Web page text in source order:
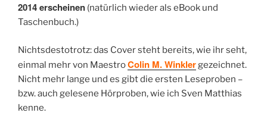
2014 erscheinen (natürlich wieder als eBook und
Taschenbuch.)
Nichtsdestotrotz: das Cover steht bereits, wie ihr seht,
einmal mehr von MaestroColin M. Winkler gezeichnet.
Nicht mehr lange und es gibt die ersten Leseproben –
bzw. auch gelesene Hörproben, wie ich Sven Matthias
kenne.